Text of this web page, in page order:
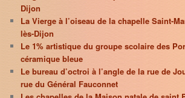
Dijon
La Vierge à l’oiseau de la chapelle Saint-
lès-Dijon
Le 1% artistique du groupe scolaire des
céramique bleue
Le bureau d’octroi à l’angle de la rue de
rue du Général Fauconnet